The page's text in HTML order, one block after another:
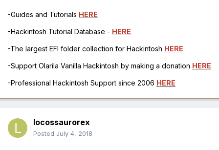
-Guides and Tutorials HERE
-Hackintosh Tutorial Database - HERE
-The largest EFI folder collection for Hackintosh HERE
-Support Olarila Vanilla Hackintosh by making a donation HERE
-Professional Hackintosh Support since 2006 HERE
locossaurorex
Posted July 4, 2018